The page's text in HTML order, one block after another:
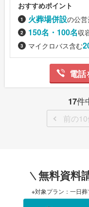
おすすめポイント
火葬場併設の公
150名・100名収
マイクロバス含む
電話
17件
前の
無料資料
※対象プラン：一日